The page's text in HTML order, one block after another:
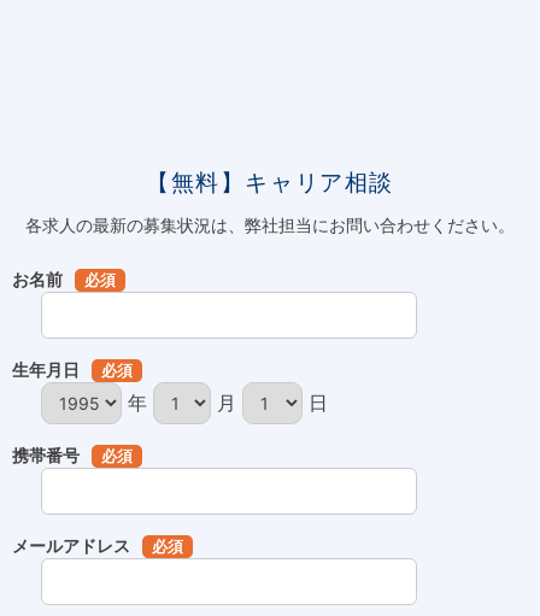
【無料】キャリア相談
各求人の最新の募集状況は、弊社担当にお問い合わせください。
お名前 必須
生年月日 必須
年 月 日
携帯番号 必須
メールアドレス 必須